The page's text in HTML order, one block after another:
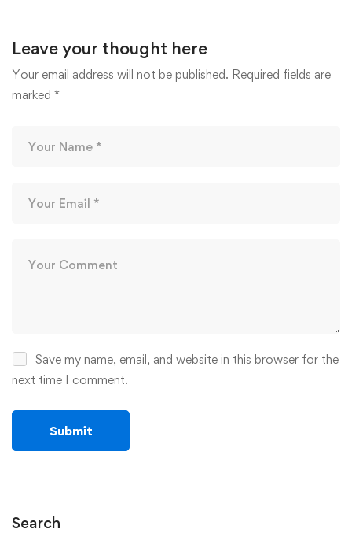
Leave your thought here
Your email address will not be published. Required fields are
marked *
Save my name, email, and website in this browser for the
next time I comment.
Search